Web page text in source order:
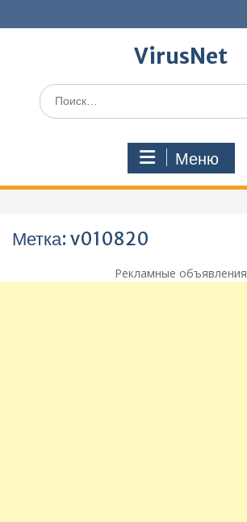
к
VirusNet
Поиск
по:
Меню
Метка: v010820
Рекламные объявления